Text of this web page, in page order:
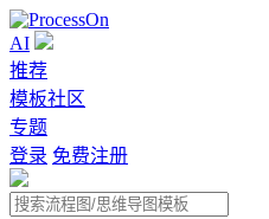
AI
推荐
模板社区
专题
登录 免费注册